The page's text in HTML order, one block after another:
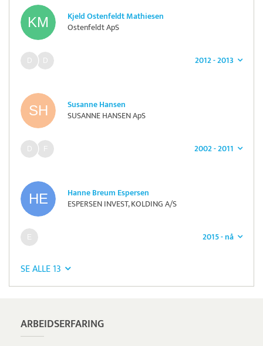
Kjeld Ostenfeldt Mathiesen
Ostenfeldt ApS
2012 - 2013
Susanne Hansen
SUSANNE HANSEN ApS
2002 - 2011
Hanne Breum Espersen
ESPERSEN INVEST, KOLDING A/S
2015 - nå
SE ALLE 13
ARBEIDSERFARING